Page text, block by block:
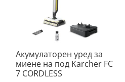
Акумулаторен уред за
миене на под Karcher FC
7 CORDLESS